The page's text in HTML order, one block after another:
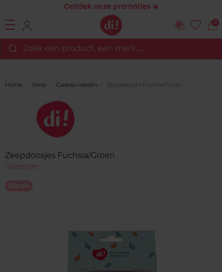
Ontdek onze promoties ☀️
0
Zoek een product, een merk…...
Home Shop Cadeau-ideeën Zeepdoosjes Fuchsia/Groen
Zeepdoosjes Fuchsia/Groen
Opberger